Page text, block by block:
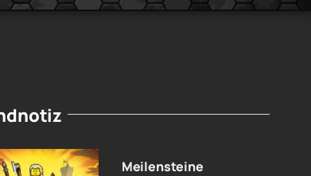
Meilensteine